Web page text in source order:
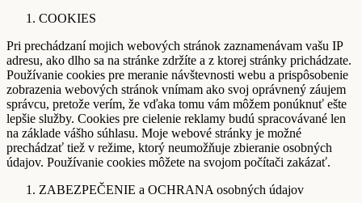
COOKIES
Pri prechádzaní mojich webových stránok zaznamenávam vašu IP
adresu, ako dlho sa na stránke zdržíte a z ktorej stránky prichádzate.
Používanie cookies pre meranie návštevnosti webu a prispôsobenie
zobrazenia webových stránok vnímam ako svoj oprávnený záujem
správcu, pretože verím, že vďaka tomu vám môžem ponúknuť ešte
lepšie služby. Cookies pre cielenie reklamy budú spracovávané len
na základe vášho súhlasu. Moje webové stránky je možné
prechádzať tiež v režime, ktorý neumožňuje zbieranie osobných
údajov. Používanie cookies môžete na svojom počítači zakázať.
ZABEZPEČENIE a OCHRANA osobných údajov